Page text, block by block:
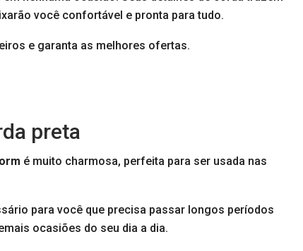
você confortável e pronta para tudo.
e garanta as melhores ofertas.
preta
é muito charmosa, perfeita para ser usada nas
para você que precisa passar longos períodos
ocasiões do seu dia a dia.